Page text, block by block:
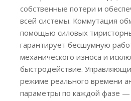
собственные потери и
всей системы. Коммутация
помощью силовых
гарантирует бесшумную
механического износа и
быстродействие.
режиме реального времени
параметры по каждой фазе —